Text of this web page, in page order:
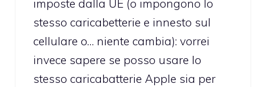
imposte dalla UE (o impongono lo
stesso caricabetterie e innesto sul
cellulare o… niente cambia): vorrei
invece sapere se posso usare lo
stesso caricabatterie Apple sia per